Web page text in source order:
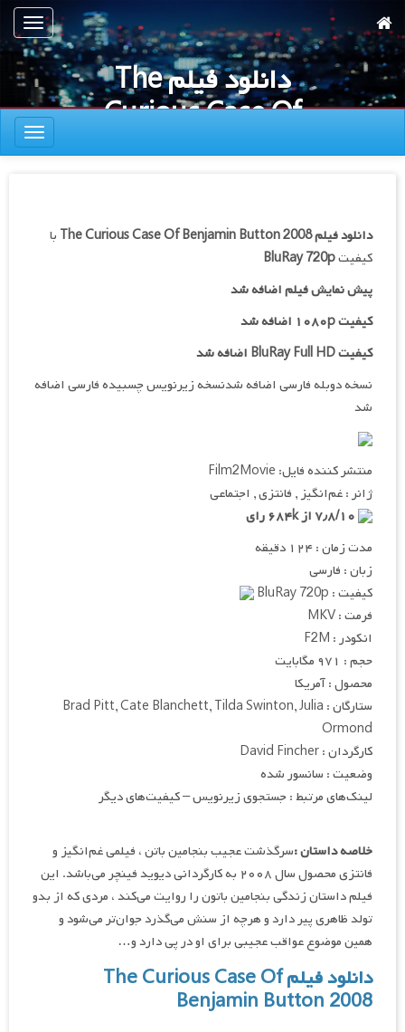
به
محتوای
اصلی
ناوبری
دانلود فیلم The
Curious Case Of
Benjamin
ناوبری
دانلود فیلمThe Curious Case Of Benjamin Button 2008 با
کیفیتBluRay 720p
پیش نمایش فیلم اضافه شد
کیفیت ۱۰۸۰p اضافه شد
کیفیت BluRay Full HD اضافه شد
نسخه دوبله فارسی اضافه شدنسخه زیرنویس چسبیده فارسی اضافه
شد
منتشر کننده فایل: Film2Movie
ژانر : غم‌انگیز , فانتزی , اجتماعی
مدت زمان : ۱۲۴ دقیقه
زبان : فارسی
کیفیت : BluRay 720p
فرمت : MKV
انکودر : F2M
حجم : ۹۷۱ مگابایت
محصول : آمریکا
ستارگان : Brad Pitt, Cate Blanchett, Tilda Swinton, Julia
Ormond
کارگردان : David Fincher
وضعیت : سانسور شده
لینک‌های مرتبط : جستجوی زیرنویس – کیفیت‌های دیگر
خلاصه داستان :سرگذشت عجیب بنجامین باتن ، فیلمی غم‌انگیز و
فانتزی محصول سال ۲۰۰۸ به کارگردانی دیوید فینچر می‌باشد. این
فیلم داستان زندگی بنجامین باتون را روایت می‌کند ، مردی که از بدو
تولد ظاهری پیر دارد و هرچه از سنش می‌گذرد جوان‌تر می‌شود و
همین موضوع عواقب عجیبی برای او در پی دارد و…
دانلود فیلمThe Curious Case Of
Benjamin Button 2008